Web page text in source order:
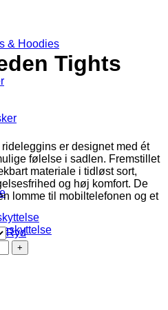
& Hoodies
Tights
er designet med ét
følelse i sadlen. Fremstillet
materiale i tidløst sort,
og høj komfort. De
lomme til mobiltelefonen og et
Ryd